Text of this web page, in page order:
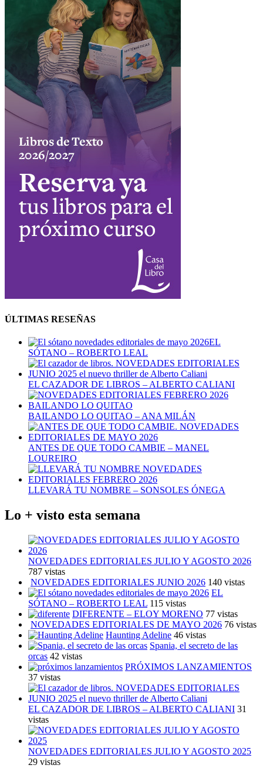
ÚLTIMAS RESEÑAS
EL
SÓTANO – ROBERTO LEAL
EL CAZADOR DE LIBROS – ALBERTO CALIANI
BAILANDO LO QUITAO – ANA MILÁN
ANTES DE QUE TODO CAMBIE – MANEL
LOUREIRO
LLEVARÁ TU NOMBRE – SONSOLES ÓNEGA
Lo + visto esta semana
NOVEDADES EDITORIALES JULIO Y AGOSTO 2026
787 vistas
NOVEDADES EDITORIALES JUNIO 2026 140 vistas
EL
SÓTANO – ROBERTO LEAL 115 vistas
DIFERENTE – ELOY MORENO 77 vistas
NOVEDADES EDITORIALES DE MAYO 2026 76 vistas
Haunting Adeline 46 vistas
Spania, el secreto de las
orcas 42 vistas
PRÓXIMOS LANZAMIENTOS
37 vistas
EL CAZADOR DE LIBROS – ALBERTO CALIANI 31
vistas
NOVEDADES EDITORIALES JULIO Y AGOSTO 2025
29 vistas